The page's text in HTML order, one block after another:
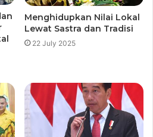
Menghidupkan Nilai Lokal
Lewat Sastra dan Tradisi
22 July 2025